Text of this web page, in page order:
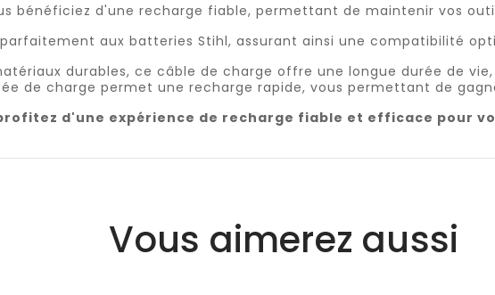
bénéficiez d'une recharge fiable, permettant de maintenir vos
aux batteries Stihl, assurant ainsi une compatibilité
durables, ce câble de charge offre une longue durée de
de charge permet une recharge rapide, vous permettant de
d'une expérience de recharge fiable et efficace pour
Vous aimerez aussi